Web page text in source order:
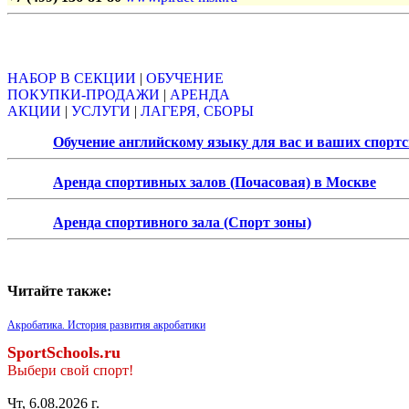
НАБОР В СЕКЦИИ | ОБУЧЕНИЕ
ПОКУПКИ-ПРОДАЖИ | АРЕНДА
АКЦИИ | УСЛУГИ | ЛАГЕРЯ, СБОРЫ
Обучение английскому языку для вас и ваших
Аренда спортивных залов (Почасовая) в Москве
Аренда спортивного зала (Спорт зоны)
Читайте также:
Акробатика. История развития акробатики
SportSchools.ru
Выбери свой спорт!
Чт, 6.08.2026 г.